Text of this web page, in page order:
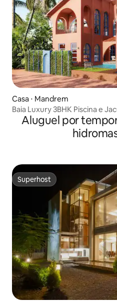
Casa ⋅ Mandrem
Baia Luxury 3BHK Piscina e
Aluguel por
Superhost
Superhost